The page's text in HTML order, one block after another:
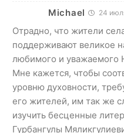
Michael 24
Отрадно, что жители
поддерживают великое
любимого и уважаемого
Мне кажется, чтобы
уровню духовности,
его жителей, им так же
изучить бесценные
Гурбангулы